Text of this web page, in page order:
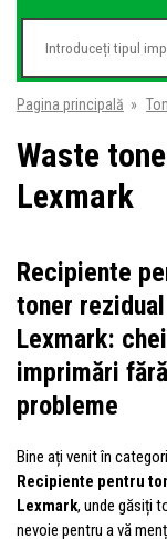
Pagina principală »
Waste
Lexmark
Recipiente
toner rezidual
Lexmark:
imprimări fără
probleme
Bine ați venit în
Recipiente pentru
Lexmark, unde găsiți
nevoie pentru a vă